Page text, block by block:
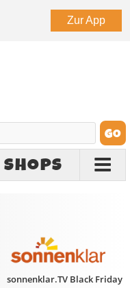
Zur App
SHOPS
sonnenklar.TV Black Friday